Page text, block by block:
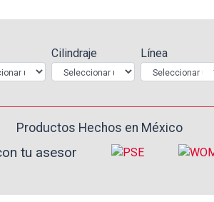
Cilindraje Línea
Productos Hechos en México ️
tu asesor